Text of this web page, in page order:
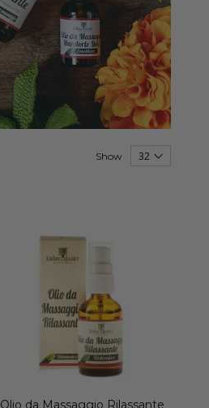
Show
Olio da Massaggio Rilassante